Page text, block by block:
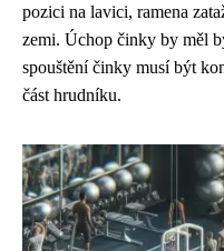
pozici na lavici, ramena
zemi. Úchop činky by měl
spouštění činky musí být
část hrudníku.